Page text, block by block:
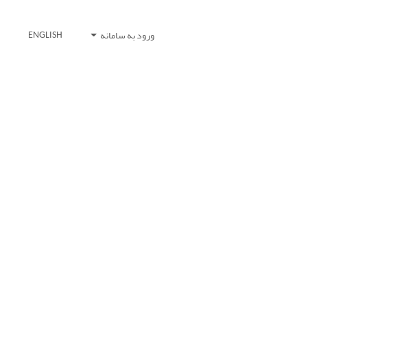
ورود به سامانه ENGLISH